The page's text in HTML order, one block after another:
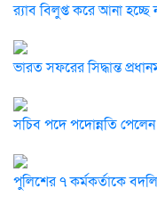
র‍্যাব বিলুপ্ত করে আনা হচ্ছে
ভারত সফরের সিদ্ধান্ত
সচিব পদে পদোন্নতি পেলেন
পুলিশের ৭ কর্মকর্তাকে বদলি